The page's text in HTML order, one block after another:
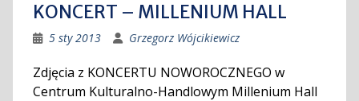
KONCERT – MILLENIUM HALL
5 sty 2013 Grzegorz Wójcikiewicz
Zdjęcia z KONCERTU NOWOROCZNEGO w
Centrum Kulturalno-Handlowym Millenium Hall